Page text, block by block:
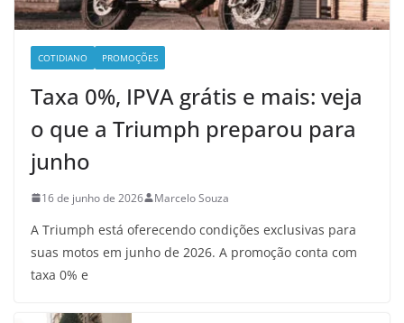
COTIDIANO PROMOÇÕES
Taxa 0%, IPVA grátis e mais: veja
o que a Triumph preparou para
junho
16 de junho de 2026 Marcelo Souza
A Triumph está oferecendo condições exclusivas para
suas motos em junho de 2026. A promoção conta com
taxa 0% e